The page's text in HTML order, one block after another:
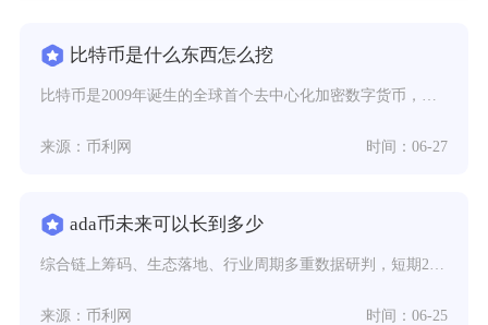
比特币是什么东西怎么挖
比特币是2009年诞生的全球首个去中心化加密数字货币，挖矿则是通过专用矿机算力竞争，验证交
来源：币利网 时间：06-27
ada币未来可以长到多少
来源：币利网 时间：06-25